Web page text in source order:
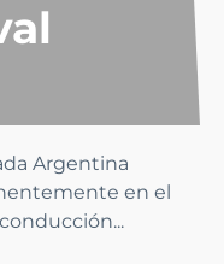
Argentina
en el
conducción...